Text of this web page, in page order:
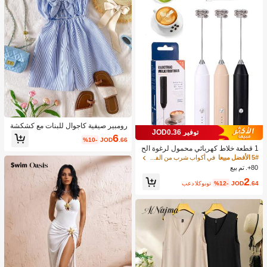
توفير JOD0.36
1 قطعة خلاط كهربائي محمول لرغوة الح
ليب، رغاية الحليب القابلة للشحن - شحن
USB، 3 سرعات، خلاط حليب كهربائي ص
غير، مناسب للقهوة/اللاتيه/الكابتشينو/الش
وكولاتة الساخنة/البيض
5# الأفضل مبيعا
في أكواب شرب من الفولاذ المقاوم للصدأ جهاز رغوة ال
80+. تم بيع
JOD2.64
%12- بعد الكوبون
رومبير صيفية كاجوال للبنات مع كشكشة
وربطة عقدة وخطوط، مناسبة للعطلات ال
صيفية والشاطئ
JOD6.66
%10-